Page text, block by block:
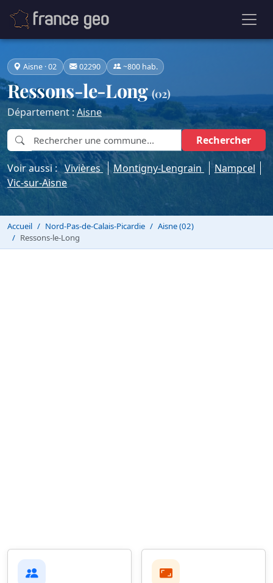
Aisne · 02 02290 ~800 hab.
Ressons-le-Long(02)
Département :Aisne
Rechercher
Voir aussi : Vivières Montigny-Lengrain
Nampcel
Vic-sur-Aisne
Accueil Nord-Pas-de-Calais-Picardie
Aisne (02)
Ressons-le-Long